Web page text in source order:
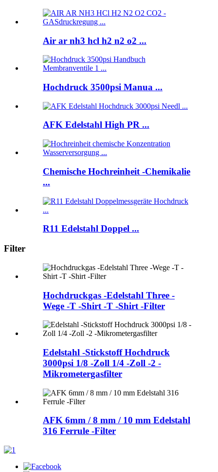
Air ar nh3 hcl h2 n2 o2 ...
Hochdruck 3500psi Manua ...
AFK Edelstahl High PR ...
Chemische Hochreinheit -Chemikalie
...
R11 Edelstahl Doppel ...
Filter
Hochdruckgas -Edelstahl Three -
Wege -T -Shirt -T -Shirt -Filter
Edelstahl -Stickstoff Hochdruck
3000psi 1/8 -Zoll 1/4 -Zoll -2 -
Mikrometergasfilter
AFK 6mm / 8 mm / 10 mm Edelstahl
316 Ferrule -Filter